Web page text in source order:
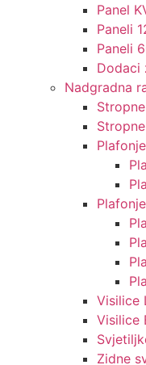
Panel
Paneli
Paneli
Dodaci
Nadgradna
Visilice
Visilice
Zidne